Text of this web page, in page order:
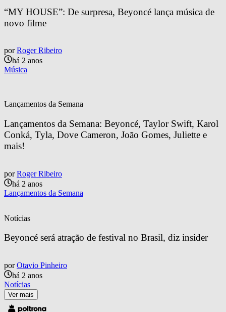
“MY HOUSE”: De surpresa, Beyoncé lança música de
novo filme
por Roger Ribeiro
há 2 anos
Música
Lançamentos da Semana
Lançamentos da Semana: Beyoncé, Taylor Swift, Karol
Conká, Tyla, Dove Cameron, João Gomes, Juliette e
mais!
por Roger Ribeiro
há 2 anos
Lançamentos da Semana
Notícias
Beyoncé será atração de festival no Brasil, diz insider
por Otavio Pinheiro
há 2 anos
Notícias
Ver mais